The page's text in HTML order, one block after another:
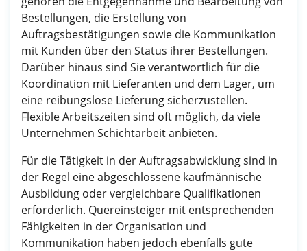
Bestellungen, die Erstellung von
Auftragsbestätigungen sowie die Kommunikation
mit Kunden über den Status ihrer Bestellungen.
Darüber hinaus sind Sie verantwortlich für die
Koordination mit Lieferanten und dem Lager, um
eine reibungslose Lieferung sicherzustellen.
Flexible Arbeitszeiten sind oft möglich, da viele
Unternehmen Schichtarbeit anbieten.
Für die Tätigkeit in der Auftragsabwicklung sind in
der Regel eine abgeschlossene kaufmännische
Ausbildung oder vergleichbare Qualifikationen
erforderlich. Quereinsteiger mit entsprechenden
Fähigkeiten in der Organisation und
Kommunikation haben jedoch ebenfalls gute